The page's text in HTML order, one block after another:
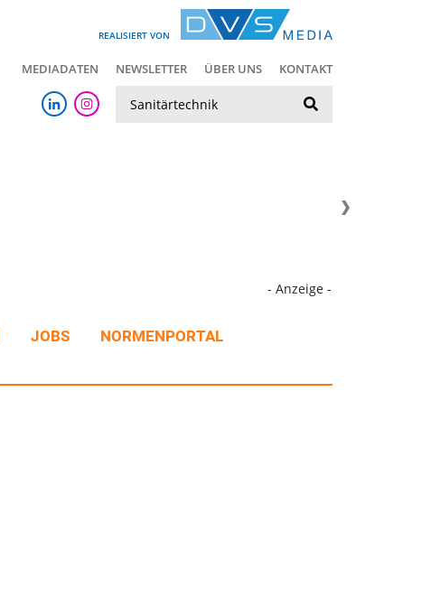
REALISIERT VON
MEDIADATEN NEWSLETTER ÜBER UNS KONTAKT
- Anzeige -
JOBS
NORMENPORTAL